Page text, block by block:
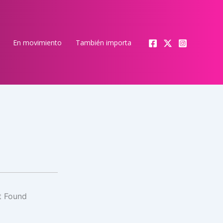
En movimiento También importa